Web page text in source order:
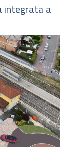
integrata a